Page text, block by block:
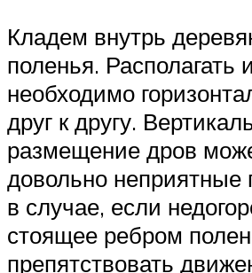
Кладем внутрь
поленья. Располагать
необходимо
друг к другу.
размещение дров
довольно неприятные
в случае, если
стоящее ребром
препятствовать